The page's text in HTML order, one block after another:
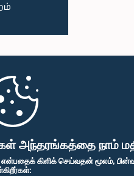
அந்தரங்கத்தை நாம்
என்பதைக் கிளிக் செய்வதன் மூலம்,